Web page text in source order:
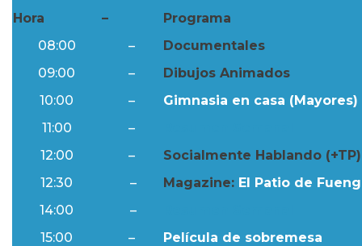
Hora –
Programa
08:00
–
Documentales
09:00
–
Dibujos Animados
10:00
–
Gimnasia en casa (Mayores)
11:00
–
12:00
–
Socialmente Hablando (+TP)
12:30
– Magazine: El Patio de
14:00
–
15:00
–
Película de sobremesa